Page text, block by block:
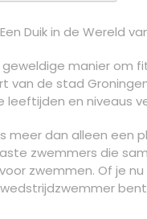
Duik in de Wereld
manier om
van de stad
leeftijden en niveaus
meer dan alleen een
zwemmers die
zwemmen. Of je